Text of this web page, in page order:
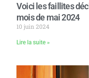
Voici les faillites
mois de mai 2024
10 juin 2024
Lire la suite »